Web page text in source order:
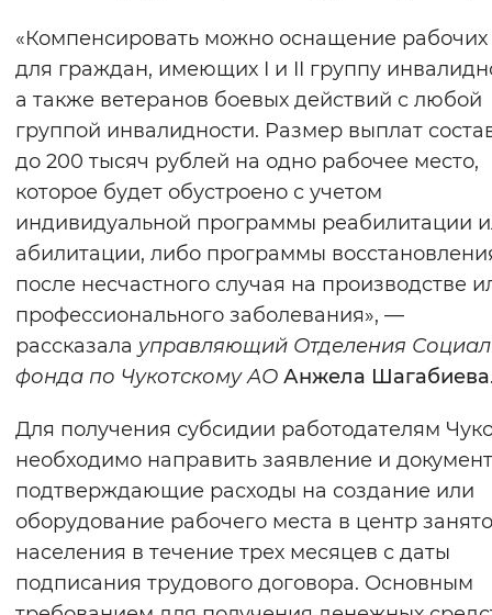
«Компенсировать можно оснащение рабочих
для граждан, имеющих I и II группу
а также ветеранов боевых действий с любой
группой инвалидности. Размер выплат
до 200 тысяч рублей на одно рабочее место,
которое будет обустроено с учетом
индивидуальной программы реабилитации
абилитации, либо программы
после несчастного случая на производстве
профессионального заболевания», —
рассказала управляющий Отделения
фонда по Чукотскому АО Анжела Шагабиева
Для получения субсидии работодателям
необходимо направить заявление и
подтверждающие расходы на создание или
оборудование рабочего места в центр
населения в течение трех месяцев с даты
подписания трудового договора. Основным